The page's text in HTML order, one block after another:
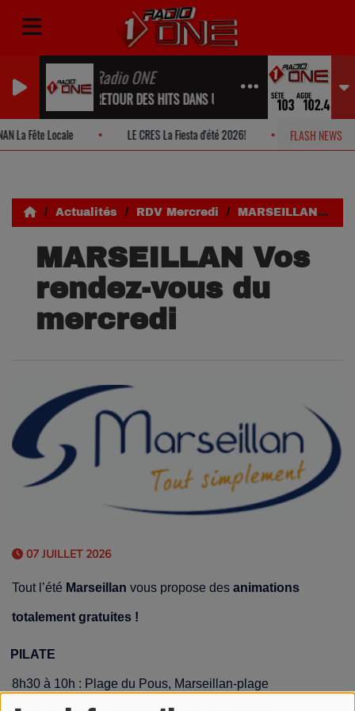
Radio ONE
RETOUR DES HITS DANS UN INSTANT...
FLASH NEWS
La Fête Locale LE CRES La Fiesta d'été 2026!
Actualités RDV Mercredi MARSEILLAN Vos rendez-vous du mercredi
MARSEILLAN Vos
rendez-vous du
mercredi
07 JUILLET 2026
Tout l’été Marseillan vous propose des animations
totalement gratuites !
PILATE
8h30 à 10h : Plage du Pous, Marseillan-plage